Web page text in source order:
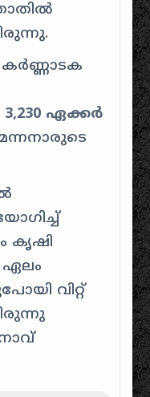
കർണ്ണാടക
3,230 ഏക്കർ
കൃഷി
വിറ്റ്